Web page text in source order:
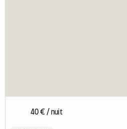
40 € / nuit